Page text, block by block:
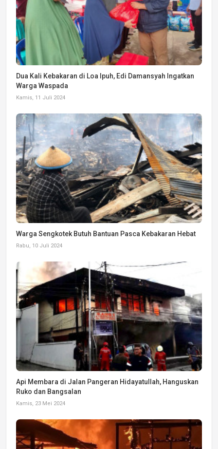
Dua Kali Kebakaran di Loa Ipuh, Edi Damansyah Ingatkan
Warga Waspada
Kamis, 11 Juli 2024
Warga Sengkotek Butuh Bantuan Pasca Kebakaran Hebat
Rabu, 10 Juli 2024
Api Membara di Jalan Pangeran Hidayatullah, Hanguskan
Ruko dan Bangsalan
Kamis, 23 Mei 2024